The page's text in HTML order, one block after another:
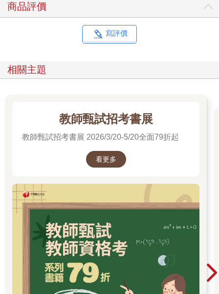
商品評價
寫評價
相關主題
教師甄試招考書展
教師甄試招考書展 2026/3/20-5/20全面79折起
看更多